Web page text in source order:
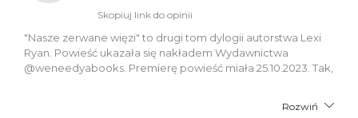
Skopiuj link do opinii
"Nasze zerwane więzi" to drugi tom dylogii autorstwa Lexi
Ryan. Powieść ukazała się nakładem Wydawnictwa
@weneedyabooks. Premierę powieść miała 25.10.2023. Tak,
Rozwiń